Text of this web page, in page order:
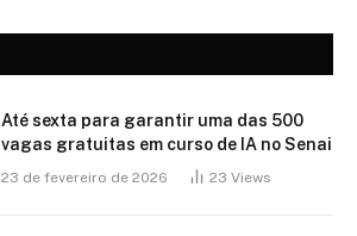
Até sexta para garantir uma das 500
vagas gratuitas em curso de IA no Senai
23 de fevereiro de 2026 23 Views